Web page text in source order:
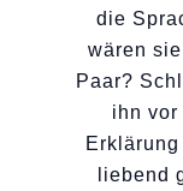
die
wären
Paar?
ihn
liebend